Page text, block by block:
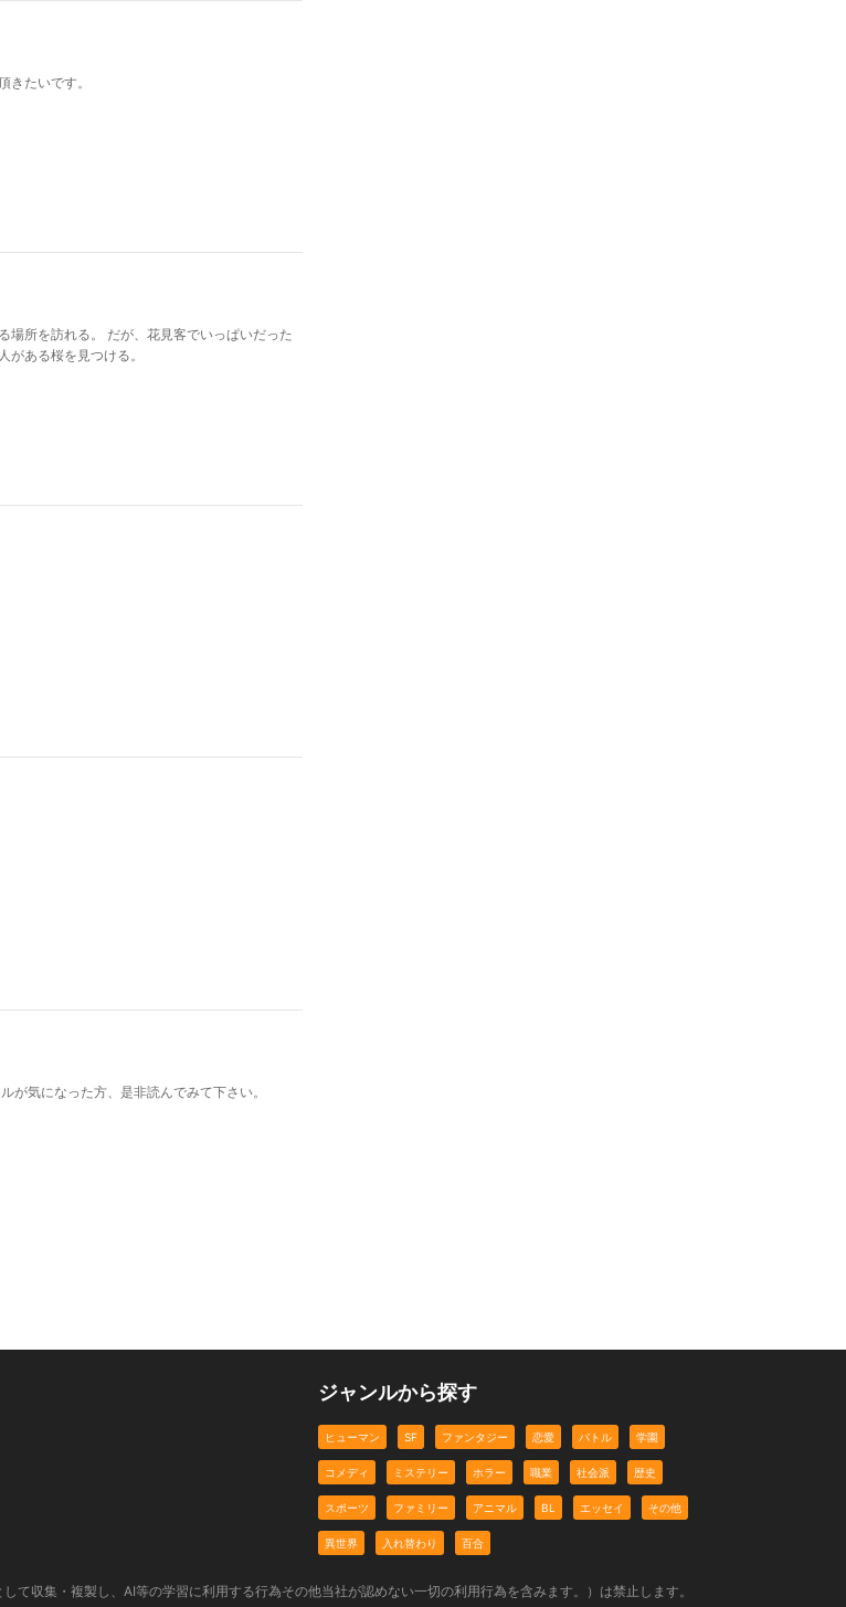
きたいです。
場所を訪れる。 だが、花見客でいっぱいだった
ある桜を見つける。
が気になった方、是非読んでみて下さい。
ジャンルから探す
ヒューマン SF ファンタジー 恋愛 バトル 学園
コメディ ミステリー ホラー 職業 社会派 歴史
スポーツ ファミリー アニマル BL エッセイ その他
異世界 入れ替わり 百合
収集・複製し、AI等の学習に利用する行為その他当社が認めない一切の利用行為を含みます。）は禁止します。